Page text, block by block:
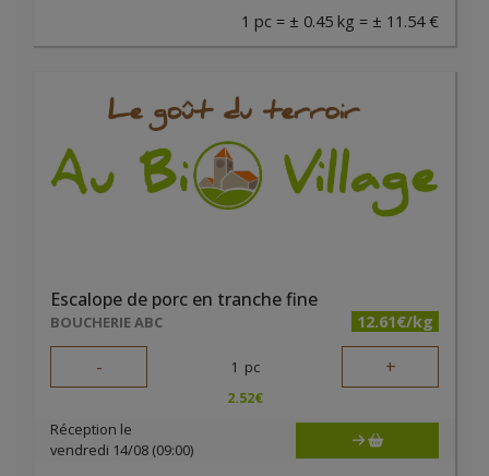
1 pc = ± 0.45 kg = ± 11.54 €
Escalope de porc en tranche fine
BOUCHERIE ABC 12.61€/kg
- 1 pc +
2.52€
Réception le
vendredi 14/08 (09:00)